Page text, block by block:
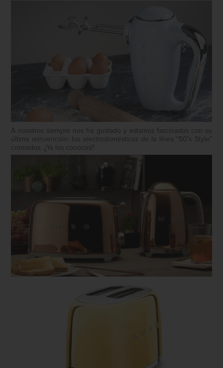
A nosotros siempre nos ha gustado y estamos fascinados con su
última reinvención: los electrodomésticos de la línea “50’s Style”
cromados. ¿Ya los conoces?